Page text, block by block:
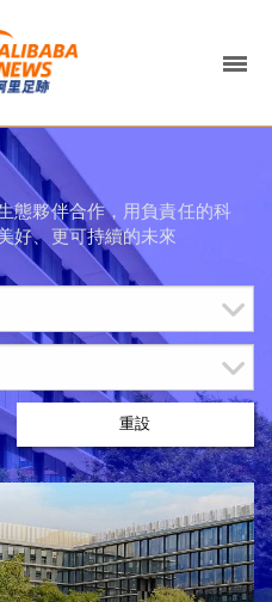
態夥伴合作，用負責任的科
好、更可持續的未來
重設